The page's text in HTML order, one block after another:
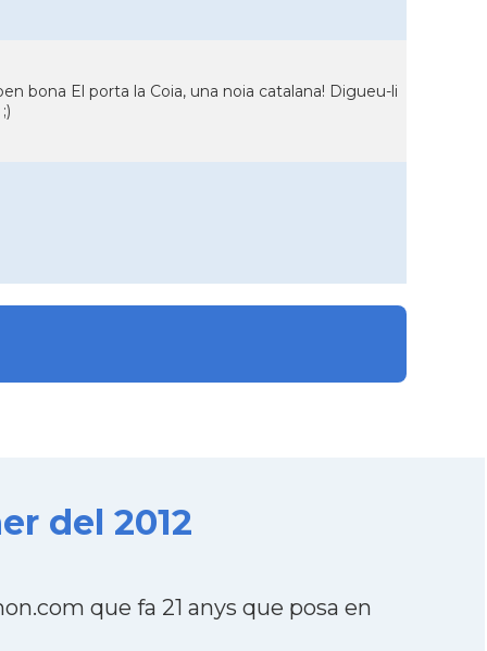
bona El porta la Coia, una noia catalana! Digueu-li
del 2012
que fa 21 anys que posa en